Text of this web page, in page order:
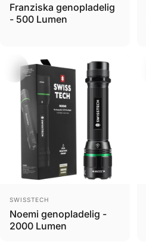
Franziska genopladelig
- 500 Lumen
Brand
SWISSTECH
Noemi genopladelig -
2000 Lumen